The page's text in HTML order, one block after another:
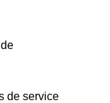
de service